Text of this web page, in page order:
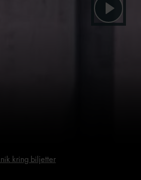
Spela
kring biljetter